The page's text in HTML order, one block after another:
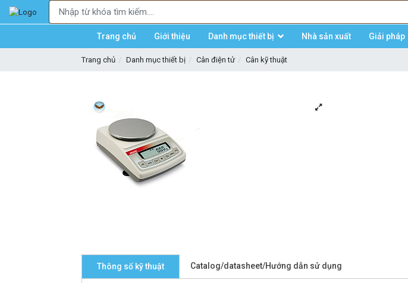
Trang chủ Giới thiệu Danh mục thiết bị Nhà sản xuất Giải pháp
Trang chủ Danh mục thiết bị Cân điện tử Cân kỹ thuật
Thông số kỹ thuật Catalog/datasheet/Hướng dẫn sử dụng